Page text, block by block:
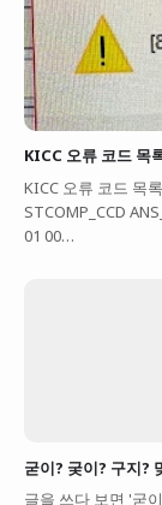
KICC 오류 코드 목
KICC 오류 코드 목
STCOMP_CCD
01 00…
굳이? 궂이? 구지?
글을 쓰다 보면 '굳